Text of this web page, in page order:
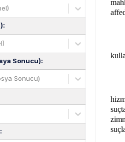
:
Sonucu):
Sonucu)
: